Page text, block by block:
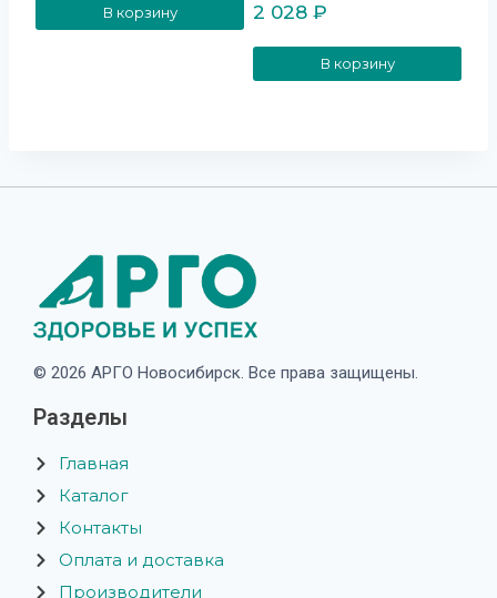
В корзину 2 028 ₽
В корзину
© 2026 АРГО Новосибирск. Все права защищены.
Разделы
Главная
Каталог
Контакты
Оплата и доставка
Производители